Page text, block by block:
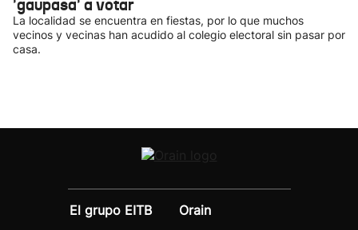
'gaupasa' a votar
La localidad se encuentra en fiestas, por lo que muchos
vecinos y vecinas han acudido al colegio electoral sin pasar por
casa.
El grupo EITB
Orain